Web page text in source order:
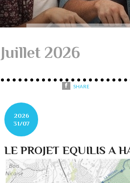
Juillet 2026
SHARE
2026
31/07
LE PROJET EQUILIS A